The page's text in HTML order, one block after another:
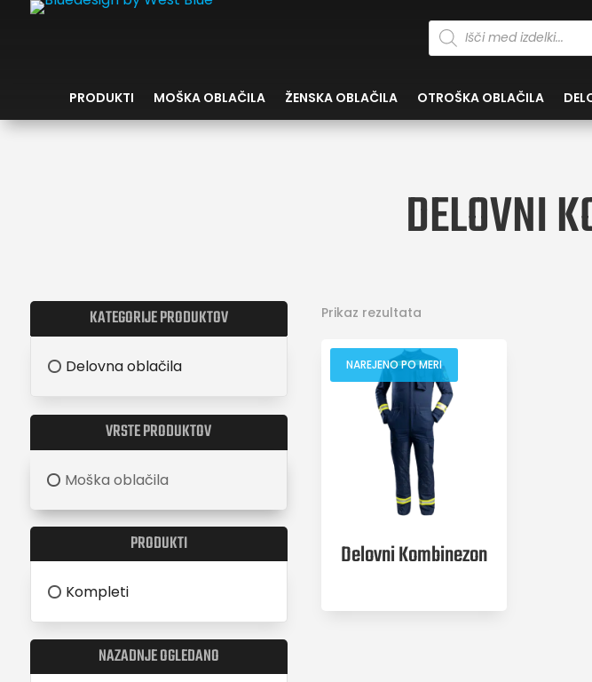
Products
search
PRODUKTI MOŠKA OBLAČILA ŽENSKA OBLAČILA OTROŠKA OBLAČILA
DELOVNI
KATEGORIJE PRODUKTOV
Delovna oblačila
VRSTE PRODUKTOV
Moška oblačila
PRODUKTI
Kompleti
NAZADNJE OGLEDANO
Prikaz rezultata
NAREJENO PO MERI
Delovni Kombinezon